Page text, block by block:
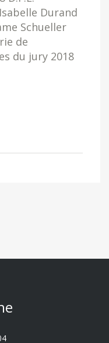
Durand
Schueller
de
du jury 2018